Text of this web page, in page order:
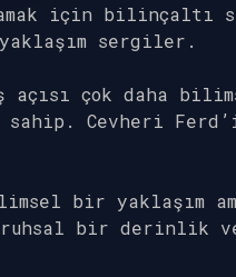
için bilinçaltı
sergiler.
açısı çok daha
Cevheri
bir yaklaşım
ruhsal bir derinlik